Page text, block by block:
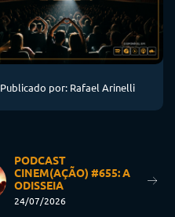
Publicado por: Rafael Arinelli
PODCAST
CINEM(AÇÃO) #655: A
ODISSEIA
24/07/2026